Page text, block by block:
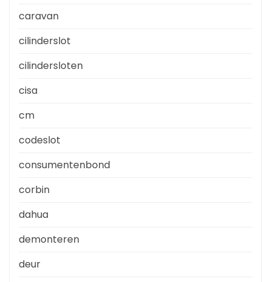
caravan
cilinderslot
cilindersloten
cisa
cm
codeslot
consumentenbond
corbin
dahua
demonteren
deur